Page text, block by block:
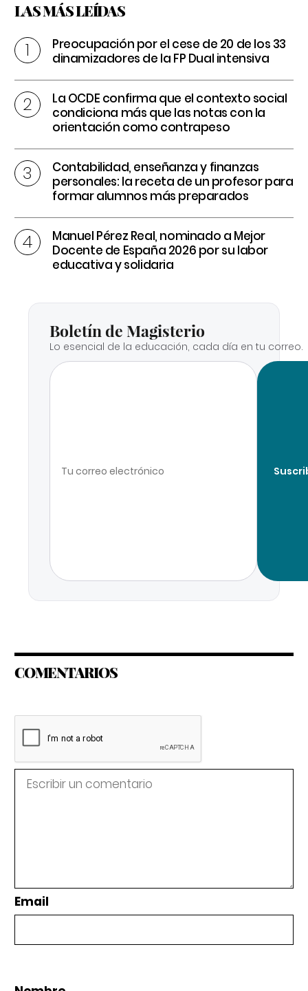
LAS MÁS LEÍDAS
Preocupación por el cese de 20 de los 33
dinamizadores de la FP Dual intensiva
La OCDE confirma que el contexto social
condiciona más que las notas con la
orientación como contrapeso
Contabilidad, enseñanza y finanzas
personales: la receta de un profesor para
formar alumnos más preparados
Manuel Pérez Real, nominado a Mejor
Docente de España 2026 por su labor
educativa y solidaria
Boletín de Magisterio
Lo esencial de la educación, cada día en tu correo.
COMENTARIOS
Email